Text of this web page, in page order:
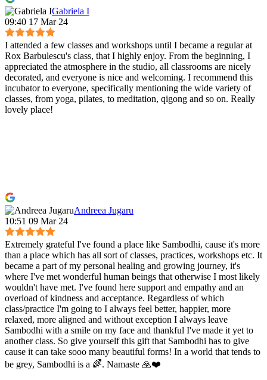
Gabriela I
09:40 17 Mar 24
I attended a few classes and workshops until I became a regular at
Rox Barbulescu's class, that I highly enjoy. From the beginning, I
appreciated the atmosphere in the studio, all classrooms are nicely
decorated, and everyone is nice and welcoming. I recommend this
incubator to everyone, specifically mentioning the wide variety of
classes, from yoga, pilates, to meditation, qigong and so on. Really
lovely place!
Andreea Jugaru
10:51 09 Mar 24
Extremely grateful I've found a place like Sambodhi, cause it's more
than a place which has all sort of classes, practices, workshops etc. It
became a part of my personal healing and growing journey, it's
where I've met wonderful human beings that otherwise I most likely
wouldn't have met. I've found here support and empathy and an
overload of kindness and acceptance. Regardless of which
class/practice I'm going to I always feel better, happier, more
relaxed, more aligned and without exception I always leave
Sambodhi with a smile on my face and thankful I've made it yet to
another class. So give yourself this gift that Sambodhi has to give
cause it can take sooo many beautiful forms! In a world that tends to
be grey, Sambodhi is a 🌈. Namaste 🙏❤️